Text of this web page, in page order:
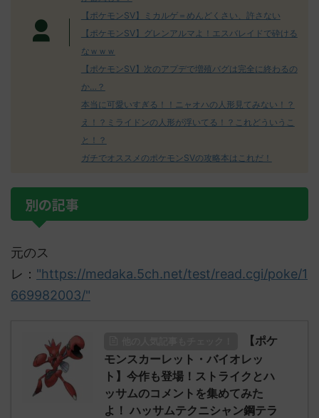
【ポケモンSV】ミカルゲ＝めんどくさい、許さない
【ポケモンSV】グレンアルマよ！エスバレイドで砕ける
なｗｗｗ
【ポケモンSV】次のアプデで増殖バグは完全に終わるの
か…？
本当に可愛いすぎる！！ニャオハの人形見てみない！？
え！？ミライドンの人形が浮いてる！？これどういうこ
と！？
ガチでオススメのポケモンSVの攻略本はこれだ！
別の記事
元のス
レ： "https://medaka.5ch.net/test/read.cgi/poke/1
669982003/"
【ポケ
モンスカーレット・バイオレッ
ト】今作も登場！ストライクとハ
ッサムのコメントを集めてみた
よ！ ハッサムテクニシャン鋼テラ